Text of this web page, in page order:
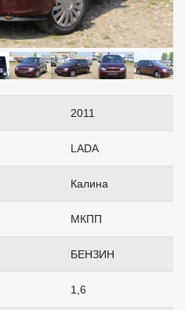
2011
LADA
Калина
MКПП
БЕНЗИН
1,6